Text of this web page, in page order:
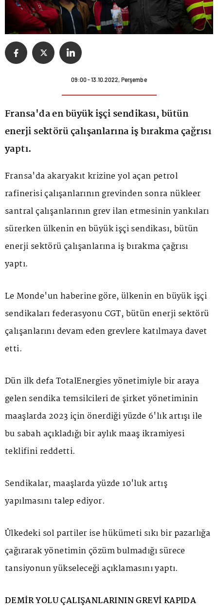
09:00 - 13.10.2022, Perşembe
Fransa'da en büyük işçi sendikası, bütün
enerji sektörü çalışanlarına iş bırakma çağrısı
yaptı.
Fransa'da akaryakıt krizine yol açan petrol
rafinerisi çalışanlarının grevinden sonra nükleer
santral çalışanlarının grev ilan etmesinin yankıları
sürerken ülkenin en büyük işçi sendikası, bütün
enerji sektörü çalışanlarına iş bırakma çağrısı
yaptı.
Le Monde'un haberine göre, ülkenin en büyük işçi
sendikaları federasyonu CGT, bütün enerji sektörü
çalışanlarını devam eden grevlere katılmaya davet
etti.
Dün ilk defa TotalEnergies yönetimiyle bir araya
gelen sendika temsilcileri de şirket yönetiminin
maaşlarda 2023 için önerdiği yüzde 6'lık artışı ile
bu sabah açıkladığı bir aylık maaş ikramiyesi
teklifini reddetti.
Sendikalar, maaşlarda yüzde 10'luk artış
yapılmasını talep ediyor.
Ülkedeki sol partiler ise hükümeti sıkı bir pazarlığa
çağırarak yönetimin çözüm bulmadığı sürece
tansiyonun yükseleceği açıklamasını yaptı.
DEMİR YOLU ÇALIŞANLARININ GREVİ KAPIDA